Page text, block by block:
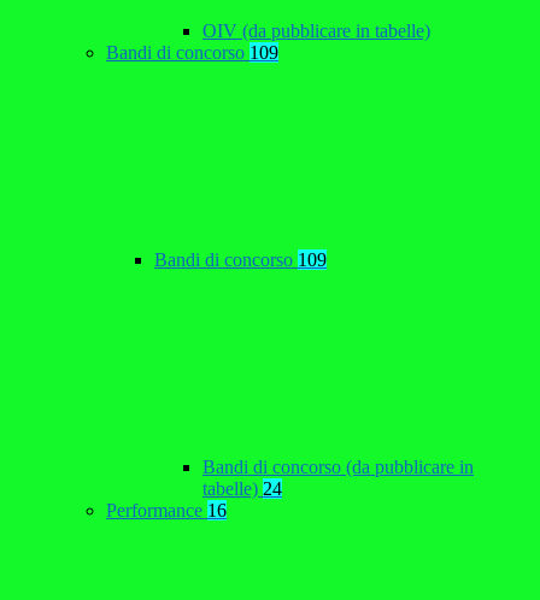
OIV (da pubblicare in tabelle)
Bandi di concorso 109
Bandi di concorso 109
Bandi di concorso (da pubblicare in
tabelle) 24
Performance 16